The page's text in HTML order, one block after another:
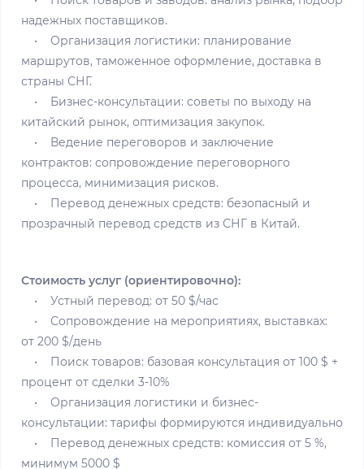
надежных поставщиков.
• Организация логистики: планирование
маршрутов, таможенное оформление, доставка в
страны СНГ.
• Бизнес-консультации: советы по выходу на
китайский рынок, оптимизация закупок.
• Ведение переговоров и заключение
контрактов: сопровождение переговорного
процесса, минимизация рисков.
• Перевод денежных средств: безопасный и
прозрачный перевод средств из СНГ в Китай.
Стоимость услуг (ориентировочно):
• Устный перевод: от 50 $/час
• Сопровождение на мероприятиях, выставках:
от 200 $/день
• Поиск товаров: базовая консультация от 100 $ +
процент от сделки 3-10%
• Организация логистики и бизнес-
консультации: тарифы формируются индивидуально
• Перевод денежных средств: комиссия от 5 %,
минимум 5000 $